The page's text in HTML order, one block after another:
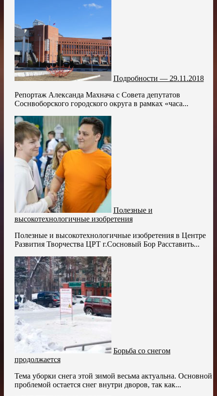
Подробности — 29.11.2018
Репортаж Александа Махнача с Совета депутатов
Соснвоборского городского округа в рамках «часа...
Полезные и
высокотехнологичные изобретения
Полезные и высокотехнологичные изобретения в Центре
Развития Творчества ЦРТ г.Сосновый Бор Расставить...
Борьба со снегом
продолжается
Тема уборки снега этой зимой весьма актуальна. Основной
проблемой остается снег внутри дворов, так как...